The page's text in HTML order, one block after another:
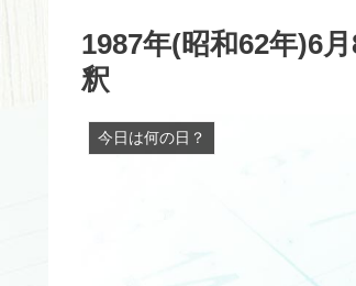
1987年(昭和62年)6
釈
今日は何の日？